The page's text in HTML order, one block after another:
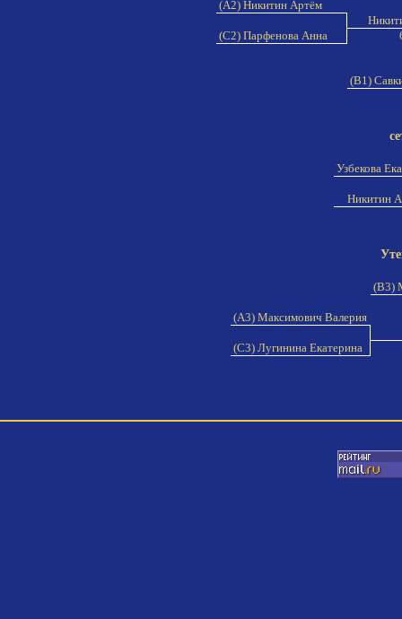
(A2) Никитин Артём
(C2) Парфенова Анна
(B1)
Узбекова
Никитин
(B3)
(A3) Максимович Валерия
(C3) Лугинина Екатерина